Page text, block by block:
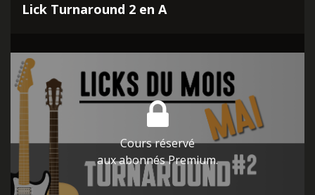
Lick Turnaround 2 en A
Cours réservé
aux abonnés Premium.